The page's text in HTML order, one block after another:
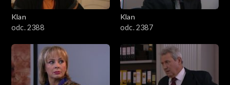
2301–2400
2201–2300
2101–2200
Klan
odc. 2388
Klan
odc. 2387